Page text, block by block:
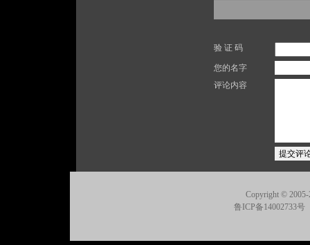
验 证 码
您的名字
评论内容
Copyright © 2005-
鲁ICP备14002733号